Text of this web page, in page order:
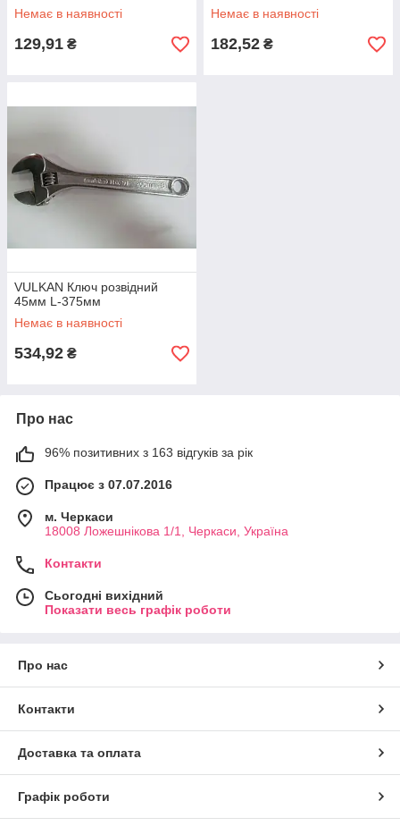
Немає в наявності
129,91 ₴
Немає в наявності
182,52 ₴
VULKAN Ключ розвідний
45мм L-375мм
Немає в наявності
534,92 ₴
Про нас
96% позитивних з 163 відгуків за рік
Працює з 07.07.2016
м. Черкаси
18008 Ложешнікова 1/1, Черкаси, Україна
Контакти
Сьогодні вихідний
Показати весь графік роботи
Про нас
Контакти
Доставка та оплата
Графік роботи